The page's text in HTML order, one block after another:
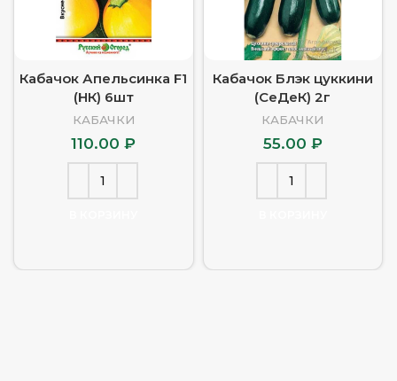
Кабачок Апельсинка F1
(НК) 6шт
КАБАЧКИ
110.00₽
Кабачок Блэк цуккини
(СеДеК) 2г
КАБАЧКИ
55.00 ₽